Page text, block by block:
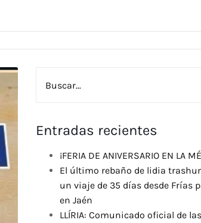
Entradas recientes
¡FERIA DE ANIVERSARIO EN LA
El último rebaño de lidia
un viaje de 35 días desde Frías
en Jaén
LLÍRIA: Comunicado oficial de las